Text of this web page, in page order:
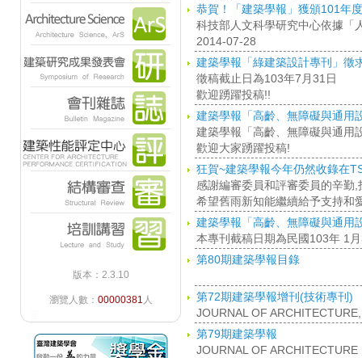
版本：2.3.10
瀏覽人數： 00000381 人
恭賀！「建築學報」獲頒101年
科技部人文科學研究中心依據「
2014-07-28
建築學報「綠建築設計專刊」徵
徵稿截止日為103年7月31日
歡迎踴躍投稿!!
建築學報「高齡、無障礙與通用
建築學報「高齡、無障礙與通用
歡迎大家踴躍投稿!
狂賀~建築學報今年仍然收錄在
感謝編審委員和評審委員的辛勤
希望舊雨新知能繼續給予支持和
建築學報「高齡、無障礙與通用
本專刊截稿日期為民國103年 1
第80期建築學報目錄
第72期建築學報增刊(技術專刊)
JOURNAL OF
第79期建築學報
JOURNAL OF ARCHITECTURE